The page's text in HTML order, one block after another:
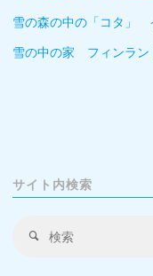
雪の森の中の「コタ」
雪の中の家 フィンラン
サイト内検索
検